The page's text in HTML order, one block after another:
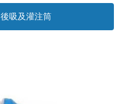
後吸及灌注筒